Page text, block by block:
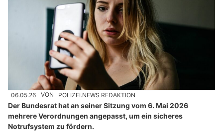
06.05.26 VON POLIZEI.NEWS REDAKTION
Der Bundesrat hat an seiner Sitzung vom 6. Mai 2026
mehrere Verordnungen angepasst, um ein sicheres
Notrufsystem zu fördern.